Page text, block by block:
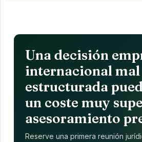
Una decisión
internacional mal
estructurada
un coste muy
asesoramiento
Reserve una primera reunión